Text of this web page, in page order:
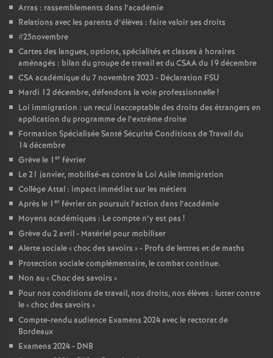
Arras : rassemblements dans l’académie
Relations avec les parents d’élèves : faire valoir ses droits
#25novembre
Cartes des langues, options, spécialités et classes à horaires
aménagés : bilan du groupe de travail et du CSAA du 19 décembre
CSA académique du 7 novembre 2023 - Déclaration FSU
Mardi 12 décembre, défendons la voie professionnelle!
Loi immigration : un recul inacceptable des droits des étrangers en
application du programme de l’extrême droite
Formation Spécialisée Santé Sécurité Conditions de Travail du
14 décembre
Grève le 1 er février
Le 21 janvier, mobilisé-es contre la Loi Asile Immigration
Collège Attal : impact immédiat sur les métiers
Après le 1 er février on poursuit l’action dans l’académie
Moyens académiques : Le compte n’y est pas !
Grève du 2 avril - Matériel pour mobiliser
Alerte sociale «choc des savoirs » - Profs de lettres et de maths
Protection sociale complémentaire, le combat continue.
Non au «Choc des savoirs »
Pour nos conditions de travail, nos droits, nos élèves : lutter contre
le «choc des savoirs »
Compte-rendu audience Examens 2024 avec le rectorat de
Bordeaux
Examens 2024 - DNB